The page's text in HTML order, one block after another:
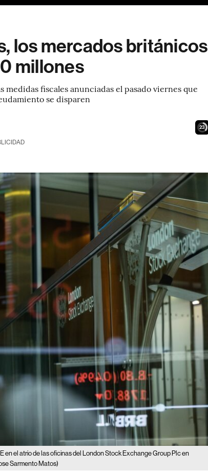
los mercados británicos
millones
medidas fiscales anunciadas el pasado viernes que
se disparen
22
en el atrio de las oficinas del London Stock Exchange Group Plc en
Sarmento Matos)